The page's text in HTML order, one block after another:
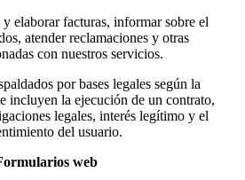
elaborar facturas, informar sobre el
atender reclamaciones y otras
con nuestros servicios.
por bases legales según la
incluyen la ejecución de un contrato,
legales, interés legítimo y el
del usuario.
web